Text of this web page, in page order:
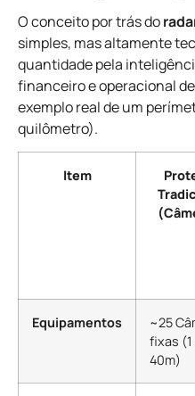
O conceito por trás do
simples, mas altamente
quantidade pela
financeiro e operacional
exemplo real de um
quilômetro).
Item
Equipamentos
~25
fixas
40m)